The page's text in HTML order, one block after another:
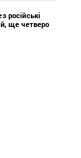
російські
ще четверо